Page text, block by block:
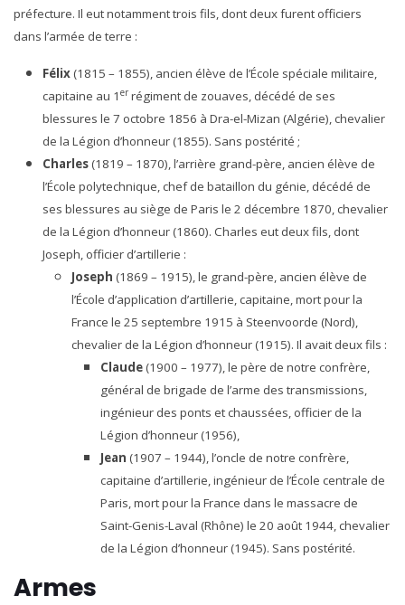
préfecture. Il eut notamment trois fils, dont deux furent officiers
dans l’armée de terre :
Félix(1815 – 1855), ancien élève de l’École spéciale militaire,
capitaine au 1 er régiment de zouaves, décédé de ses
blessures le 7 octobre 1856 à Dra-el-Mizan (Algérie), chevalier
de la Légion d’honneur (1855). Sans postérité ;
Charles(1819 – 1870), l’arrière grand-père, ancien élève de
l’École polytechnique, chef de bataillon du génie, décédé de
ses blessures au siège de Paris le 2 décembre 1870, chevalier
de la Légion d’honneur (1860). Charles eut deux fils, dont
Joseph, officier d’artillerie :
Joseph (1869 – 1915), le grand-père, ancien élève de
l’École d’application d’artillerie, capitaine, mort pour la
France le 25 septembre 1915 à Steenvoorde (Nord),
chevalier de la Légion d’honneur (1915). Il avait deux fils :
Claude(1900 – 1977), le père de notre confrère,
général de brigade de l’arme des transmissions,
ingénieur des ponts et chaussées, officier de la
Légion d’honneur (1956),
Jean (1907 – 1944), l’oncle de notre confrère,
capitaine d’artillerie, ingénieur de l’École centrale de
Paris, mort pour la France dans le massacre de
Saint-Genis-Laval (Rhône) le 20 août 1944, chevalier
de la Légion d’honneur (1945). Sans postérité.
Armes